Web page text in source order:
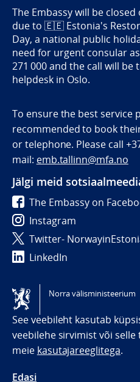
The Embassy will be closed
due to 🇪🇪 Estonia's
Day, a national public
need for urgent consular
271 000 and the call will
helpdesk in Oslo.
To ensure the best service
recommended to book
or telephone. Please call
mail: emb.tallinn@mfa.no
Jälgi meid
The Embassy on
Instagram
Twitter-
LinkedIn
Tilgjengelighetserklæring
(NO)
Norra välisministeerium
See veebileht kasutab
veebilehe sirvimist või
meie kasutajareeglitega.
Edasi